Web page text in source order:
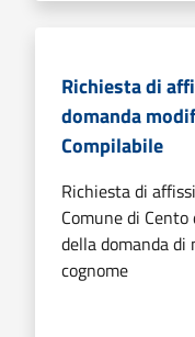
Richiesta di
domanda
Compilabile
Richiesta di
Comune di
della domanda di
cognome